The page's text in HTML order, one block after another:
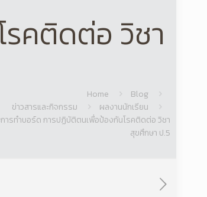
คติดต่อ วิชา
Home
Blog
ข่าวสารและกิจกรรม
ผลงานนักเรียน
ารทำบอร์ด การปฏิบัติตนเพื่อป้องกันโรคติดต่อ วิชา
สุขศึกษา ป.5